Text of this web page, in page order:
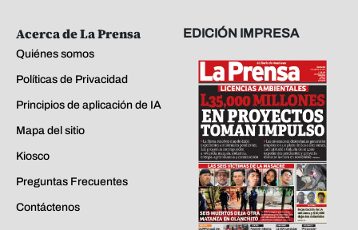
Acerca de La Prensa
Quiénes somos
Políticas de Privacidad
Principios de aplicación de IA
Mapa del sitio
Kiosco
Preguntas Frecuentes
Contáctenos
EDICIÓN IMPRESA